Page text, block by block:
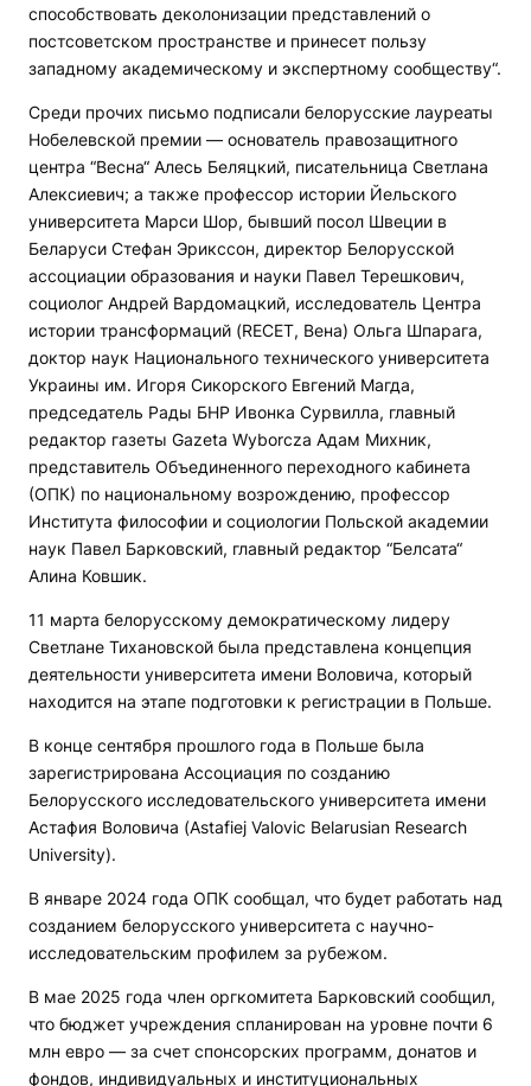
способствовать деколонизации представлений о
постсоветском пространстве и принесет пользу
западному академическому и экспертному сообществу“.
Среди прочих письмо подписали белорусские лауреаты
Нобелевской премии — основатель правозащитного
центра “Весна“ Алесь Беляцкий, писательница Светлана
Алексиевич; а также профессор истории Йельского
университета Марси Шор, бывший посол Швеции в
Беларуси Стефан Эрикссон, директор Белорусской
ассоциации образования и науки Павел Терешкович,
социолог Андрей Вардомацкий, исследователь Центра
истории трансформаций (RECET, Вена) Ольга Шпарага,
доктор наук Национального технического университета
Украины им. Игоря Сикорского Евгений Магда,
председатель Рады БНР Ивонка Сурвилла, главный
редактор газеты Gazeta Wyborcza Адам Михник,
представитель Объединенного переходного кабинета
(ОПК) по национальному возрождению, профессор
Института философии и социологии Польской академии
наук Павел Барковский, главный редактор “Белсата“
Алина Ковшик.
11 марта белорусскому демократическому лидеру
Светлане Тихановской была представлена концепция
деятельности университета имени Воловича, который
находится на этапе подготовки к регистрации в Польше.
В конце сентября прошлого года в Польше была
зарегистрирована Ассоциация по созданию
Белорусского исследовательского университета имени
Астафия Воловича (Astafiej Valovic Belarusian Research
University).
В январе 2024 года ОПК сообщал, что будет работать над
созданием белорусского университета с научно-
исследовательским профилем за рубежом.
В мае 2025 года член оргкомитета Барковский сообщил,
что бюджет учреждения спланирован на уровне почти 6
млн евро — за счет спонсорских программ, донатов и
фондов, индивидуальных и институциональных